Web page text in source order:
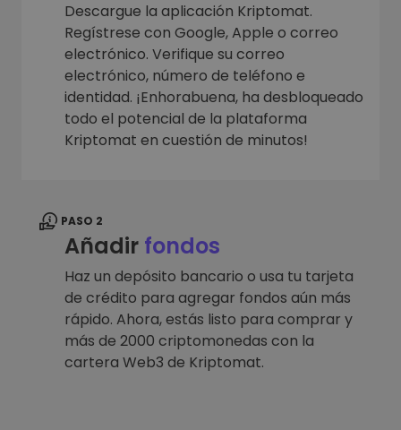
Descargue la aplicación Kriptomat.
Regístrese con Google, Apple o correo
electrónico. Verifique su correo
electrónico, número de teléfono e
identidad. ¡Enhorabuena, ha desbloqueado
todo el potencial de la plataforma
Kriptomat en cuestión de minutos!
PASO 2
Añadir fondos
Haz un depósito bancario o usa tu tarjeta
de crédito para agregar fondos aún más
rápido. Ahora, estás listo para comprar y
más de 2000 criptomonedas con la
cartera Web3 de Kriptomat.